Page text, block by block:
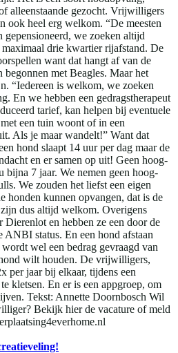
alleenstaande gezocht. Vrijwilligers
ook heel erg welkom. “De meesten
gepensioneerd, we zoeken altijd
drie kwartier rijafstand. De
want dat hangt af van de
begonnen met Beagles. Maar het
“Iedereen is welkom, we zoeken
En we hebben een gedragstherapeut
tarief, kan helpen bij eventuele
een tuin woont of in een
Als je maar wandelt!” Want dat
hond slaapt 14 uur per dag maar de
en er samen op uit! Geen hoog-
bijna 7 jaar. We nemen geen hoog-
We zouden het liefst een eigen
honden kunnen opvangen, dat is de
dus altijd welkom. Overigens
en hebben ze een door de
ANBI status. En een hond afstaan
wel een bedrag gevraagd van
wilt houden. De vrijwilligers,
per jaar bij elkaar, tijdens een
kletsen. En er is een appgroep, om
Tekst: Annette Doornbosch Wil
Bekijk hier de vacature of meld